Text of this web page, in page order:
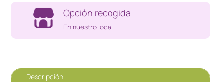
Opción recogida
En nuestro local
Descripción